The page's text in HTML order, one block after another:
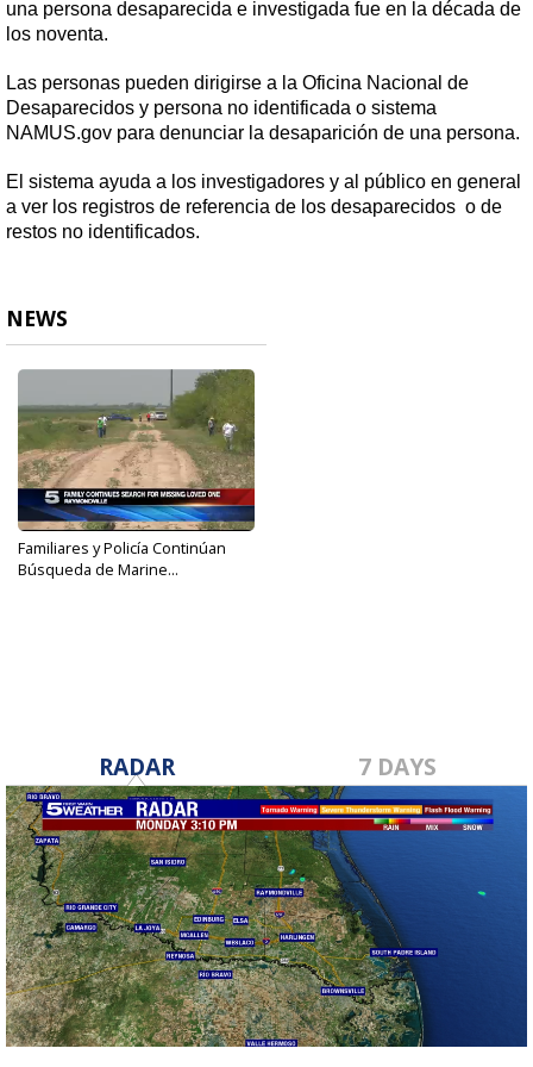
una persona desaparecida e investigada fue en la década de
los noventa.
Las personas pueden dirigirse a la Oficina Nacional de
Desaparecidos y persona no identificada o sistema
NAMUS.gov para denunciar la desaparición de una persona.
El sistema ayuda a los investigadores y al público en general
a ver los registros de referencia de los desaparecidos o de
restos no identificados.
NEWS
Familiares y Policía Continúan
Búsqueda de Marine...
RADAR 7 DAYS